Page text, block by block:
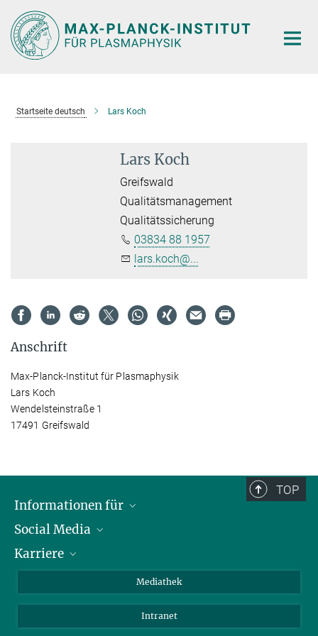
Hauptinhalt
Startseite deutsch Lars Koch
Lars Koch
Greifswald
Qualitätsmanagement
Qualitätssicherung
03834 88 1957
lars.koch@...
Anschrift
Max-Planck-Institut für Plasmaphysik
Lars Koch
Wendelsteinstraße 1
17491 Greifswald
TOP
Informationen für
Journalisten
Schule
Social Media
LinkedIn
Karriere
Mediathek
Intranet